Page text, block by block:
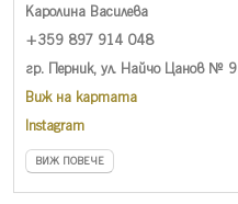
Каролина Василева
+359 897 914 048
гр. Перник, ул. Найчо Цанов № 9
Виж на картата
Instagram
ВИЖ ПОВЕЧЕ